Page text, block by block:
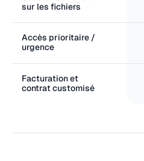
sur les fichiers
Accès prioritaire /
urgence
Facturation et
contrat customisé